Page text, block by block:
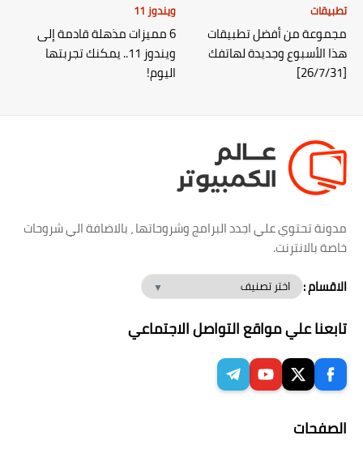
تطبيقات
مجموعة من أفضل تطبيقات
هذا الأسبوع وجديدة لهاتفك
[26/7/31]
ويندوز 11
6 مميزات مذهلة قادمة إلى
ويندوز 11.. يمكنك تجربتها
اليوم!
مدونة تحتوي علي اجدد البرامج وشروحاتها ، بالاضافة الي شروحات
خاصة بالانترنت.
الاقسام :
تابعنا علي مواقع التواصل الاجتماعي
الصفحات